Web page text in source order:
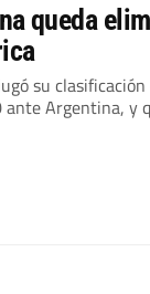
queda
su
ante Argentina, y